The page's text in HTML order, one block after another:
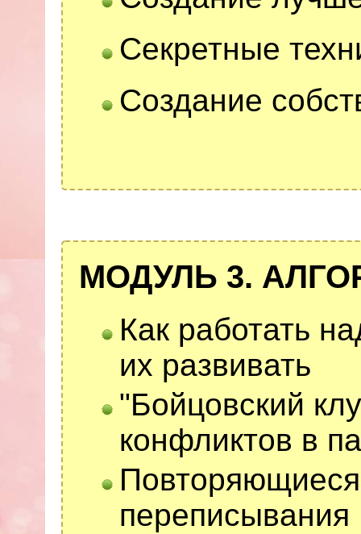
Секретные
Создание
МОДУЛЬ 3.
Как работать
их развивать
"Бойцовский
конфликтов в
переписывания